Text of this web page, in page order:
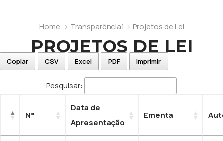
Mesa Diretora
Comissões
Estrutura Organizacional
Participação Popular
Transmissão das Sesões
Perguntas Frequentes
Contra Cheque Online
Fale Conosco
Serviço de Informação ao Cidadão (SIC)
LAI – Lei ° 12.527/2011
Ouvidoria
Perguntas Frequentes
Politica de Proteção de Dados
Home Transparência1 Projetos de Lei
PROJETOS DE LEI
Copiar CSV Excel PDF Imprimir
Pesquisar:
N°
Data de
Apresentação
Ementa